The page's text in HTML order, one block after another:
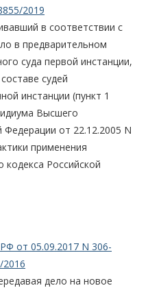
2019
в соответствии с
в предварительном
суда первой инстанции,
судей
инстанции (пункт 1
Высшего
от 22.12.2005 N
применения
кодекса Российской
от 05.09.2017 N 306-
дело на новое